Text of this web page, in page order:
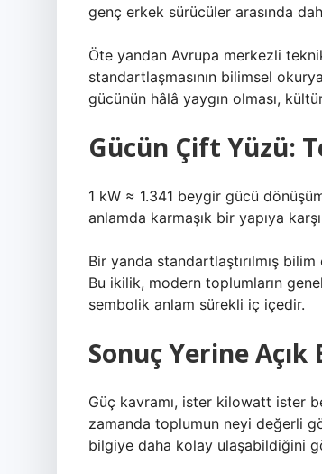
genç erkek sürücüler arasında
Öte yandan Avrupa merkezli
standartlaşmasının bilimsel
gücünün hâlâ yaygın olması,
Gücün Çift Yüzü:
1 kW ≈ 1.341 beygir gücü
anlamda karmaşık bir yapıya
Bir yanda standartlaştırılmış
Bu ikilik, modern toplumların
sembolik anlam sürekli iç içedir.
Sonuç Yerine
Güç kavramı, ister kilowatt ister
zamanda toplumun neyi değerli
bilgiye daha kolay ulaşabildiğini